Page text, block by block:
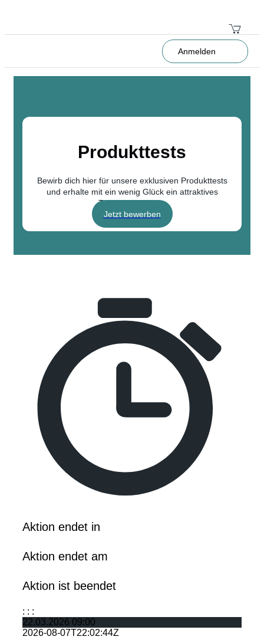
Anmelden
Produkttests
Bewirb dich hier für unsere exklusiven Produkttests
und erhalte mit ein wenig Glück ein attraktives
Testpaket von uns
Jetzt bewerben
Aktion endet in
Aktion endet am
Aktion ist beendet
: : :
22.03.2026 09:00
2026-08-07T22:02:44Z